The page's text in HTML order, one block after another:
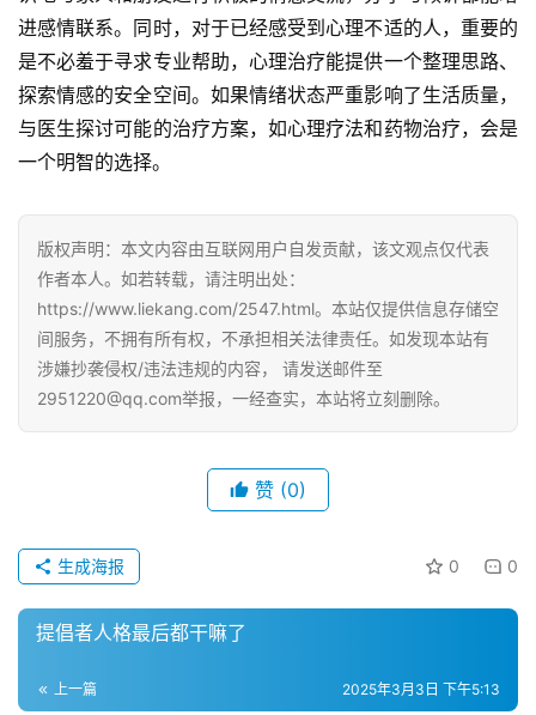
进感情联系。同时，对于已经感受到心理不适的人，重要的
是不必羞于寻求专业帮助，心理治疗能提供一个整理思路、
探索情感的安全空间。如果情绪状态严重影响了生活质量，
与医生探讨可能的治疗方案，如心理疗法和药物治疗，会是
一个明智的选择。
版权声明：本文内容由互联网用户自发贡献，该文观点仅代表
作者本人。如若转载，请注明出处：
https://www.liekang.com/2547.html。本站仅提供信息存储空
间服务，不拥有所有权，不承担相关法律责任。如发现本站有
涉嫌抄袭侵权/违法违规的内容， 请发送邮件至
2951220@qq.com举报，一经查实，本站将立刻删除。
赞 (0)
0 0
生成海报
提倡者人格最后都干嘛了
上一篇 2025年3月3日 下午5:13